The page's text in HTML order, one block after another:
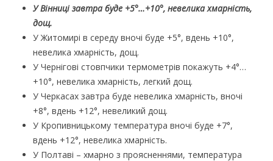
У Вінниці завтра буде +5°…+10°, невелика хмарність,
дощ.
У Житомирі в середу вночі буде +5°, вдень +10°,
невелика хмарність, дощ.
У Чернігові стовпчики термометрів покажуть +4°…
+10°, невелика хмарність, легкий дощ.
У Черкасах завтра буде невелика хмарність, вночі
+8°, вдень +12°, невеликий дощ.
У Кропивницькому температура вночі буде +7°,
вдень +12°, невелика хмарність.
У Полтаві – хмарно з проясненнями, температура